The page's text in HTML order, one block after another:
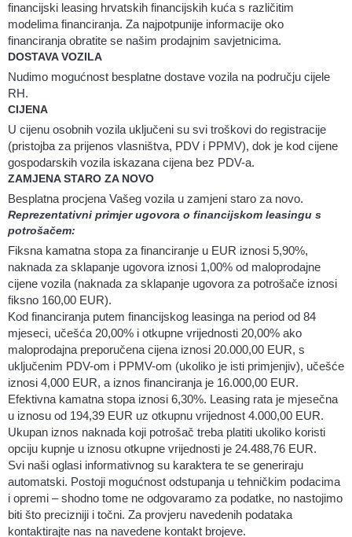
financijski leasing hrvatskih financijskih kuća s različitim
modelima financiranja. Za najpotpunije informacije oko
financiranja obratite se našim prodajnim savjetnicima.
DOSTAVA VOZILA
Nudimo mogućnost besplatne dostave vozila na području cijele
RH.
CIJENA
U cijenu osobnih vozila uključeni su svi troškovi do registracije
(pristojba za prijenos vlasništva, PDV i PPMV), dok je kod cijene
gospodarskih vozila iskazana cijena bez PDV-a.
ZAMJENA STARO ZA NOVO
Besplatna procjena Vašeg vozila u zamjeni staro za novo.
Reprezentativni primjer ugovora o financijskom leasingu s
potrošačem:
Fiksna kamatna stopa za financiranje u EUR iznosi 5,90%,
naknada za sklapanje ugovora iznosi 1,00% od maloprodajne
cijene vozila (naknada za sklapanje ugovora za potrošače iznosi
fiksno 160,00 EUR).
Kod financiranja putem financijskog leasinga na period od 84
mjeseci, učešća 20,00% i otkupne vrijednosti 20,00% ako
maloprodajna preporučena cijena iznosi 20.000,00 EUR, s
uključenim PDV-om i PPMV-om (ukoliko je isti primjenjiv), učešće
iznosi 4,000 EUR, a iznos financiranja je 16.000,00 EUR.
Efektivna kamatna stopa iznosi 6,30%. Leasing rata je mjesečna
u iznosu od 194,39 EUR uz otkupnu vrijednost 4.000,00 EUR.
Ukupan iznos naknada koji potrošač treba platiti ukoliko koristi
opciju kupnje u iznosu otkupne vrijednosti je 24.488,76 EUR.
Svi naši oglasi informativnog su karaktera te se generiraju
automatski. Postoji mogućnost odstupanja u tehničkim podacima
i opremi – shodno tome ne odgovaramo za podatke, no nastojimo
biti što precizniji i točni. Za provjeru navedenih podataka
kontaktirajte nas na navedene kontakt brojeve.